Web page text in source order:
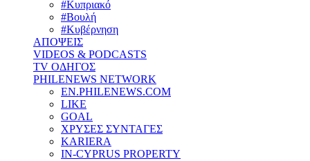
#Κυπριακό
#Βουλή
#Κυβέρνηση
ΑΠΟΨΕΙΣ
VIDEOS & PODCASTS
TV ΟΔΗΓΟΣ
PHILENEWS NETWORK
EN.PHILENEWS.COM
LIKE
GOAL
ΧΡΥΣΕΣ ΣΥΝΤΑΓΕΣ
KARIERA
IN-CYPRUS PROPERTY